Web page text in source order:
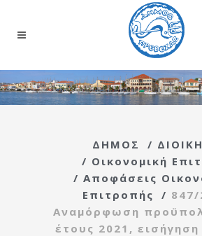
ΔΗΜΟΣ /
/ Οικονομική
/ Αποφάσεις
Επιτροπής
/ 847/
Αναμόρφωση
έτους 2021,